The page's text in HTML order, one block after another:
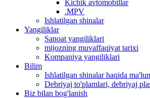
Kichik avtomobillar
.MPV
Ishlatilgan shinalar
Yangiliklar
Sanoat yangiliklari
mijozning muvaffaqiyat tarixi
Kompaniya yangiliklari
Bilim
Ishlatilgan shinalar haqida
Debriyaj to'plamlari, debriyaj
Biz bilan bog'lanish